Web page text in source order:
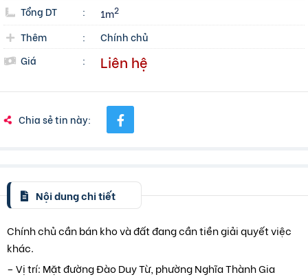
Tổng DT
: 1m2
Thêm :
Chính chủ
Giá
: Liên hệ
Chia sẻ tin này:
Nội dung chi tiết
Chính chủ cần bán kho và đất đang cần tiền giải quyết việc
khác.
– Vị trí: Mặt đường Đào Duy Từ, phường Nghĩa Thành Gia